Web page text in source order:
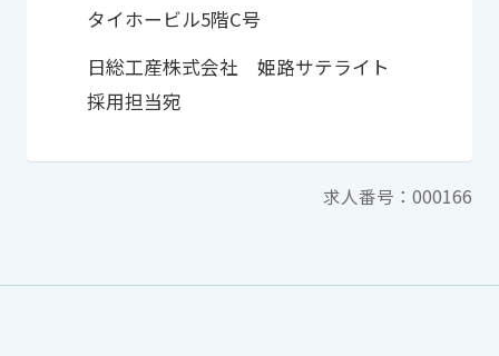
タイホービル5階C号
日総工産株式会社 姫路サテライト
採用担当宛
求人番号：000166